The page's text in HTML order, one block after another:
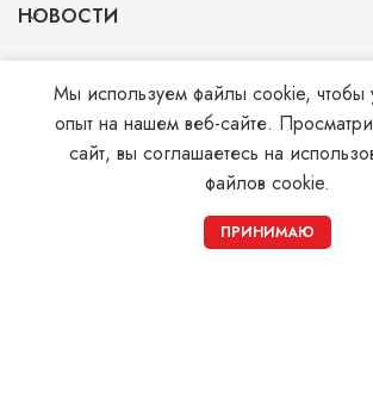
НОВОСТИ
УСЛУГИ
Мы используем файлы cookie, чтобы
опыт на нашем веб-сайте.
сайт, вы соглашаетесь на
файлов cookie.
ПРИНИМАЮ
0
Корзина